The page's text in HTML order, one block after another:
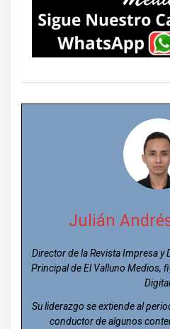
Julián
Director de la Revista Impresa
Principal de El Valluno Medios,
Su liderazgo se extiende al
conductor de algunos